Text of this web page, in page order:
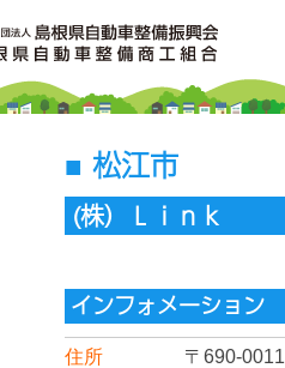
松江市
(株）Ｌｉｎｋ
インフォメーション
住所 〒690-0011